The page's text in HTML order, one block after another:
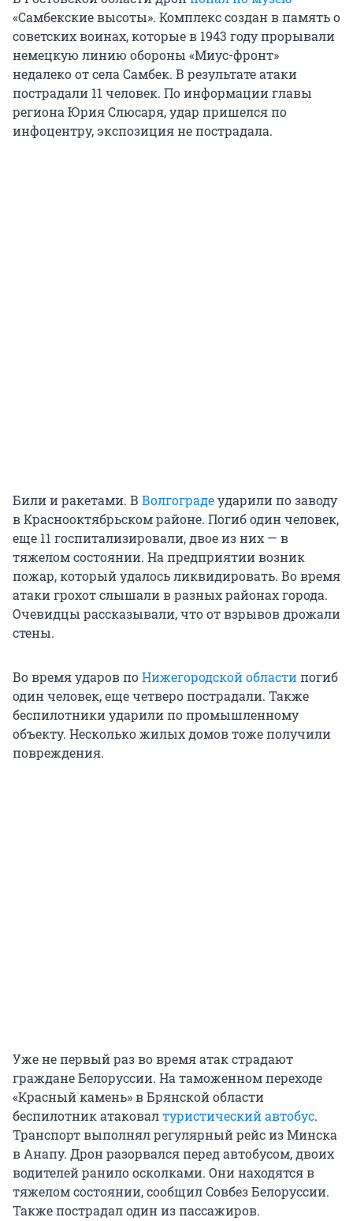
«Самбекские высоты». Комплекс создан в память о
советских воинах, которые в 1943 году прорывали
немецкую линию обороны «Миус-фронт»
недалеко от села Самбек. В результате атаки
пострадали 11 человек. По информации главы
региона Юрия Слюсаря, удар пришелся по
инфоцентру, экспозиция не пострадала.
Били и ракетами. В Волгоградеударили по заводу
в Краснооктябрьском районе. Погиб один человек,
еще 11 госпитализировали, двое из них — в
тяжелом состоянии. На предприятии возник
пожар, который удалось ликвидировать. Во время
атаки грохот слышали в разных районах города.
Очевидцы рассказывали, что от взрывов дрожали
стены.
Во время ударов поНижегородской областипогиб
один человек, еще четверо пострадали. Также
беспилотники ударили по промышленному
объекту. Несколько жилых домов тоже получили
повреждения.
Уже не первый раз во время атак страдают
граждане Белоруссии. На таможенном переходе
«Красный камень» в Брянской области
беспилотник атаковалтуристический автобус.
Транспорт выполнял регулярный рейс из Минска
в Анапу. Дрон разорвался перед автобусом, двоих
водителей ранило осколками. Они находятся в
тяжелом состоянии, сообщил Совбез Белоруссии.
Также пострадал один из пассажиров.